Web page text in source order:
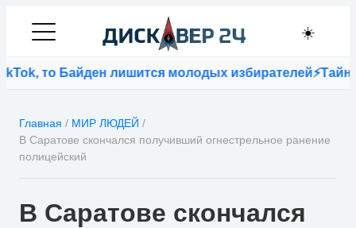
☀️
то Байден лишится молодых избирателей⚡Тайна
Главная / МИР ЛЮДЕЙ /
В Саратове скончался получивший огнестрельное ранение
полицейский
В Саратове скончался